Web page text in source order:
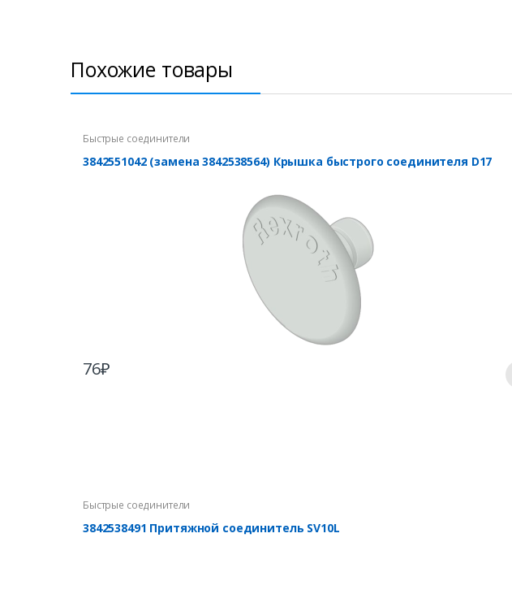
Похожие товары
Быстрые соединители
3842551042 (замена 3842538564) Крышка быстрого соединителя D17
76₽
Быстрые соединители
3842538491 Притяжной соединитель SV10L